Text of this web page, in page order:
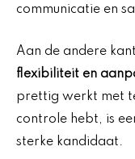
communicatie en
Aan de andere
flexibiliteit en
prettig werkt met
controle hebt, is
sterke kandidaat.